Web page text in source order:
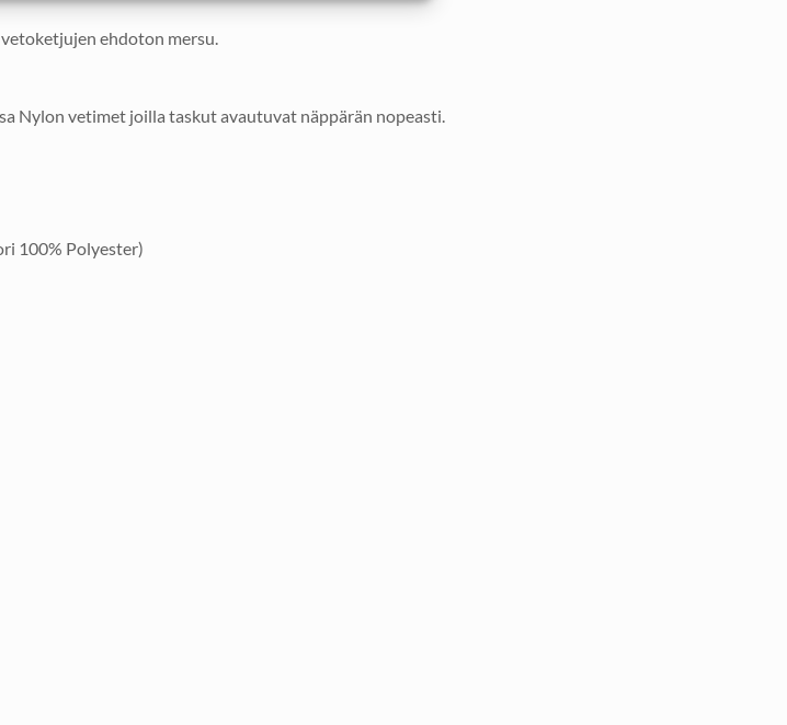
ehdoton mersu.
Nylon vetimet joilla taskut avautuvat näppärän nopeasti.
100% Polyester)